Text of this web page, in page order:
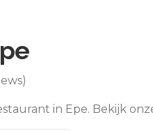
in Epe. Bekijk